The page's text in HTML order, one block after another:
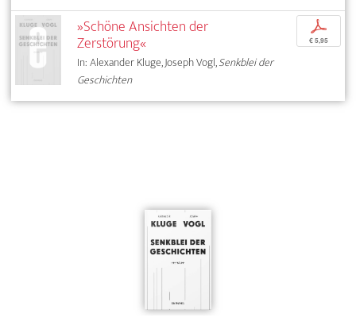
»Schöne Ansichten der
Zerstörung«
In: Alexander Kluge, Joseph Vogl,Senkblei der
Geschichten
p
€ 5,95